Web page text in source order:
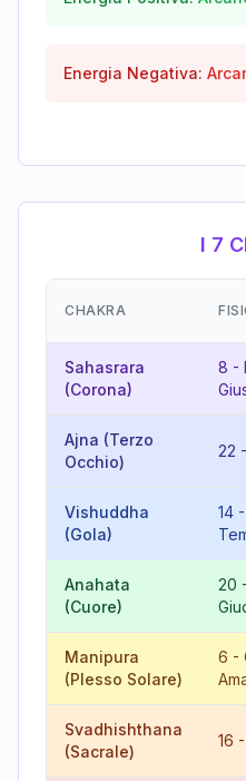
Energia Negativa:
I 7
CHAKRA
Sahasrara
(Corona)
8 -
Ajna (Terzo
Occhio)
22 -
Vishuddha
(Gola)
14 -
Anahata
(Cuore)
20 -
Manipura
(Plesso Solare)
6 -
Svadhishthana
(Sacrale)
16 -